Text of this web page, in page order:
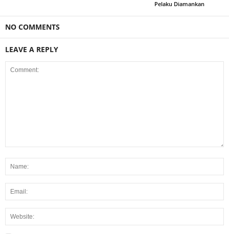
Pelaku Diamankan
NO COMMENTS
LEAVE A REPLY